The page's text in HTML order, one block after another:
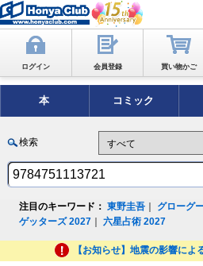
ログイン 会員登録 買い物かご
本 コミック
検索
注目のキーワード： 東野圭吾 グローグ
ゲッターズ 2027 ｜六星占術 2027
【お知らせ】地震の影響によ